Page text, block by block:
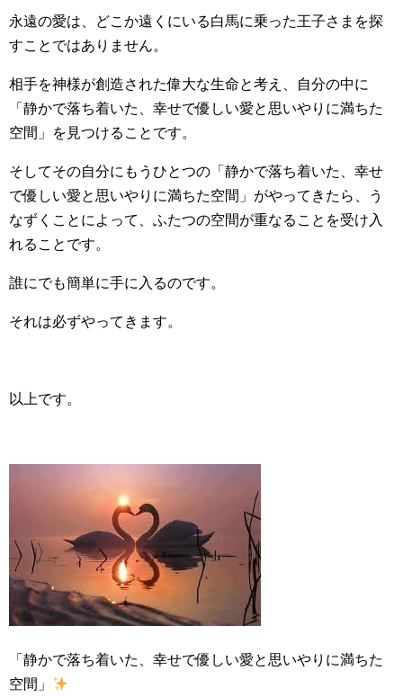
永遠の愛は、どこか遠くにいる白馬に乗った王子さまを探
すことではありません。
相手を神様が創造された偉大な生命と考え、自分の中に
「静かで落ち着いた、幸せで優しい愛と思いやりに満ちた
空間」を見つけることです。
そしてその自分にもうひとつの「静かで落ち着いた、幸せ
で優しい愛と思いやりに満ちた空間」がやってきたら、う
なずくことによって、ふたつの空間が重なることを受け入
れることです。
誰にでも簡単に手に入るのです。
それは必ずやってきます。
以上です。
「静かで落ち着いた、幸せで優しい愛と思いやりに満ちた
空間」